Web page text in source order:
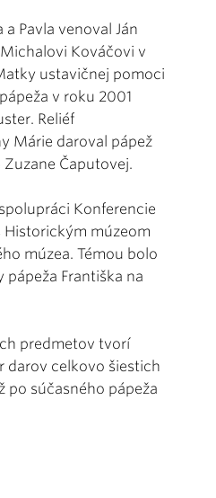
a Pavla venoval Ján
Kováčovi v
ustavičnej pomoci
v roku 2001
Reliéf
Márie daroval pápež
Čaputovej.
Konferencie
Historickým múzeom
múzea. Témou bolo
Františka na
predmetov tvorí
darov celkovo šiestich
po súčasného pápeža